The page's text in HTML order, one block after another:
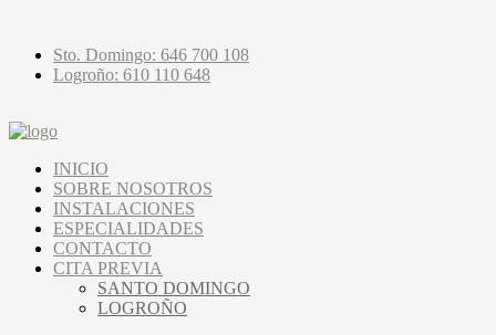
Sto. Domingo: 646 700 108
Logroño: 610 110 648
INICIO
SOBRE NOSOTROS
INSTALACIONES
ESPECIALIDADES
CONTACTO
CITA PREVIA
SANTO DOMINGO
LOGROÑO